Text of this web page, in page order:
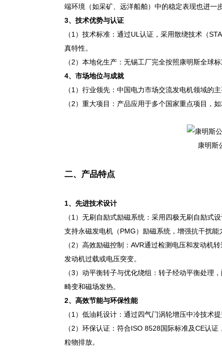
端环境（如采矿、远洋船舶）中的稳定表现也进一
3、 技术优势与认证
（1）技术标准：通过UL认证，采用散绕技术（
真特性。
（2）本地化生产：无锡工厂完全按照康明斯全球
4、 市场地位与成就
（1）行业领先：中国电力市场交流发电机领域的
（2）重大项目：产品应用于多个国家重点项目，
康明斯
二、产品特点
1、 先进技术设计
（1）无刷自励式励磁系统：采用四极无刷自励式
支持永磁发电机（PMG）励磁系统，增强抗干扰
（2）高效励磁控制：AVR通过检测电压和发动机
发动机过载或电压突变。
（3）动平衡转子与优化绕组：转子经动平衡处理
畸变和磁场发热。
2、 高效节能与环保性能
（1）低油耗设计：通过四气门涡轮增压中冷技术
（2）环保认证：符合ISO 8528国际标准及CE认
粒物排放。